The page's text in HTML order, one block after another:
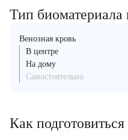
Тип биоматериала
Венозная кровь
В центре
На дому
Самостоятельно
Как подготовиться